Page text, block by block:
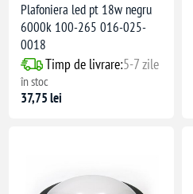
Plafoniera led pt 18w negru
6000k 100-265 016-025-
0018
Timp de livrare:5-7 zile
în stoc
37,75 lei